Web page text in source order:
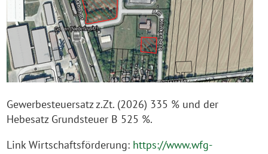
Gewerbesteuersatz z.Zt. (2026) 335 % und der
Hebesatz Grundsteuer B 525 %.
Link Wirtschaftsförderung: https://www.wfg-